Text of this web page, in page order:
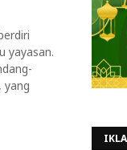
yayasan.
, yang